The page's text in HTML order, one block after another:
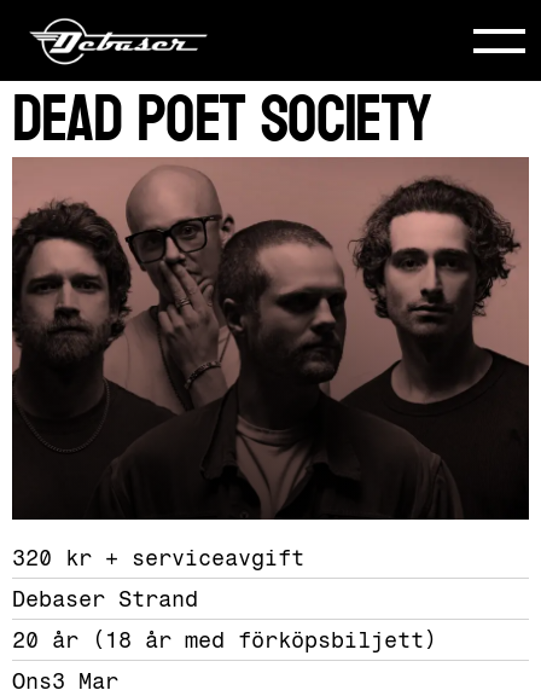
Dead Poet Society
320 kr + serviceavgift
Debaser Strand
20 år (18 år med förköpsbiljett)
Ons3 Mar